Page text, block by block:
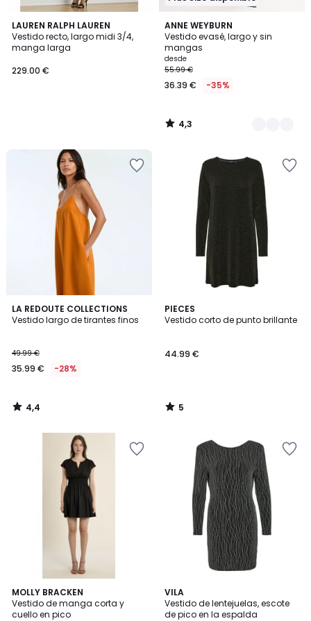
LAUREN RALPH LAUREN
Vestido recto, largo midi 3/4,
manga larga
229.00 €
ANNE WEYBURN
Vestido evasé, largo y sin
mangas
desde
55.99 €
36.39 € -35%
4,3
/ 5
2
Colores
4,3
/
LA REDOUTE COLLECTIONS
Vestido largo de tirantes finos
49.99 €
35.99 € -28%
4,4
/ 5
4,4
/
PIECES
Vestido corto de punto brillante
44.99 €
5
/
5
/
MOLLY BRACKEN
Vestido de manga corta y
cuello en pico
4
/
5
VILA
Vestido de lentejuelas, escote
de pico en la espalda
5
/
5